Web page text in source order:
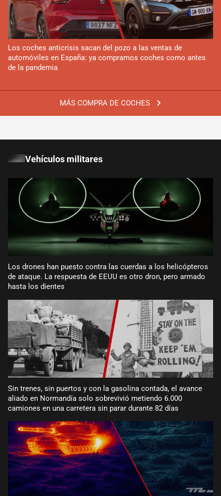
MÁS COMPRA DE COCHES
Los coches anticrisis sacan del pozo a las ventas de
automóviles en España: ya compramos coches como antes
de la pandemia
Vehículos militares
Los drones han puesto contra las cuerdas a los helicópteros
de ataque. La respuesta de EEUU es otro dron, pero armado
hasta los dientes
Sin trenes, sin puertos y con la gasolina contada, el avance
aliado en Normandía solo sobrevivió metiendo 6.000
camiones en una carretera sin parar durante 82 días